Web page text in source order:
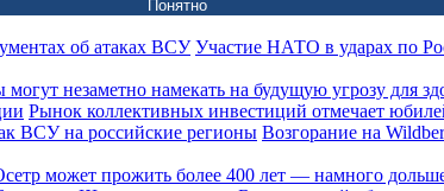
Понятно
Участие НАТО в ударах по
могут незаметно намекать на будущую угрозу для
Рынок коллективных инвестиций отмечает
Возгорание на
может прожить более 400 лет — намного